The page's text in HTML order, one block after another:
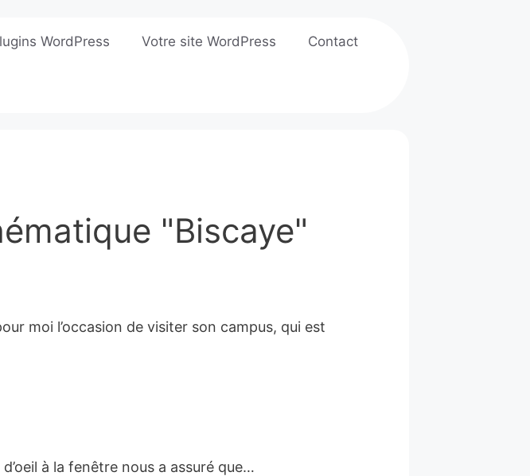
WordPress Votre site WordPress Contact
"Biscaye"
moi l’occasion de visiter son campus, qui est
à la fenêtre nous a assuré que…